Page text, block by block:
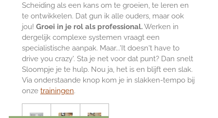
Scheiding als een kans om te groeien, te leren en
te ontwikkelen. Dat gun ik alle ouders, maar ook
jou! Groei in je rol als professional.Werken in
dergelijk complexe systemen vraagt een
specialistische aanpak. Maar...'It doesn't have to
drive you crazy'. Sta je net voor dat punt? Dan snelt
Sloompje je te hulp. Nou ja, het is en blijft een slak.
Via onderstaande knop kom je in slakken-tempo bij
onze trainingen.